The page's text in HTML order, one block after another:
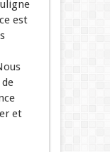
est
et